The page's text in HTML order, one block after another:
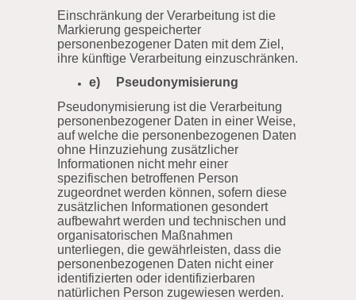
Einschränkung der Verarbeitung ist die
Markierung gespeicherter
personenbezogener Daten mit dem Ziel,
ihre künftige Verarbeitung einzuschränken.
e) Pseudonymisierung
Pseudonymisierung ist die Verarbeitung
personenbezogener Daten in einer Weise,
auf welche die personenbezogenen Daten
ohne Hinzuziehung zusätzlicher
Informationen nicht mehr einer
spezifischen betroffenen Person
zugeordnet werden können, sofern diese
zusätzlichen Informationen gesondert
aufbewahrt werden und technischen und
organisatorischen Maßnahmen
unterliegen, die gewährleisten, dass die
personenbezogenen Daten nicht einer
identifizierten oder identifizierbaren
natürlichen Person zugewiesen werden.